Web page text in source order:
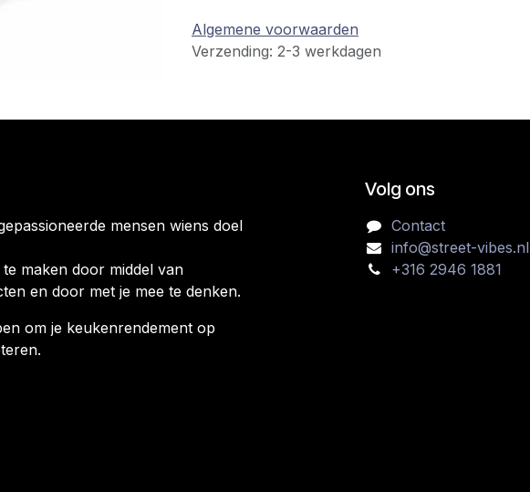
Algemene voorwaarden
Verzending: 2-3 werkdagen
mensen wiens doel
maken door middel van
en door met je mee te denken.
om je keukenrendement op
Volg ons
Contact
info@street-vibes.nl
+316 2946 1881